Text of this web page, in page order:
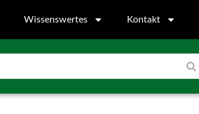
Wissenswertes Kontakt